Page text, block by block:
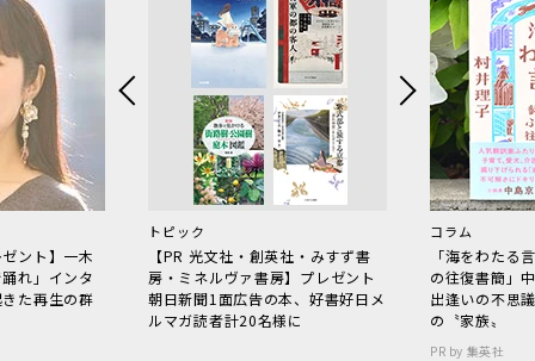
ント】一木
れ」インタ
た再生の群
トピック
【PR 光文社・創英社・みすず書
房・ミネルヴァ書房】プレゼント
朝日新聞1面広告の本、好書好日メ
ルマガ読者計20名様に
コラム
「海をわた
の往復書簡」
出逢いの不思
の〝家族〟
PR by 集英社